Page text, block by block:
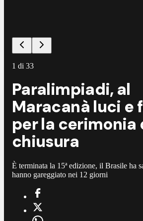
1 di 33
Paralimpiadi, al
Maracanà luci e
per la cerimonia
chiusura
È terminata la 15ª edizione, il Brasile ha
hanno gareggiato nei 12 giorni